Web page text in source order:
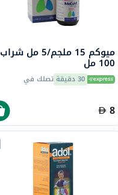
ميوكم 15 ملجم/5 مل شراب
100 مل
30 دقيقة تصلك في
8